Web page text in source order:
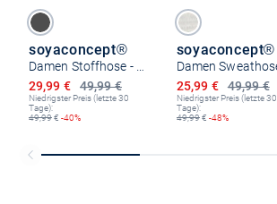
soyaconcept®
49,99 €
Ermäßigter Preis
29,99 €
Niedrigster Preis (letzte 30
Tage):
49,99€ -40%
soyaconcept®
49,99 €
Ermäßigter Preis
25,99 €
Niedrigster Preis (letzte 30
Tage):
49,99€ -48%